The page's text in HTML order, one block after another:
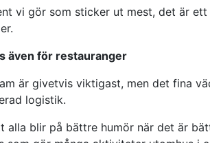
vi gör som sticker ut mest, det är
även för restauranger
är givetvis viktigast, men det fina
logistik.
alla blir på bättre humör när det är